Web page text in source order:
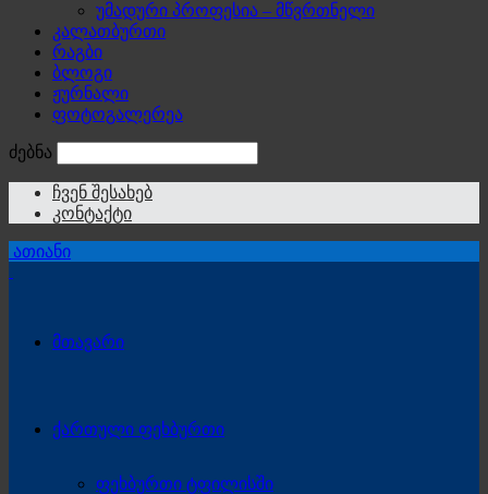
უმადური პროფესია – მწვრთნელი
კალათბურთი
რაგბი
ბლოგი
ჟურნალი
ფოტოგალერეა
ძებნა
ჩვენ შესახებ
კონტაქტი
ათიანი
მთავარი
ქართული ფეხბურთი
ფეხბურთი ტფილისში